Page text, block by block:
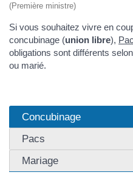
(Première ministre)
Si vous souhaitez vivre en
concubinage (union libre),
obligations sont différents
ou marié.
Concubinage
Pacs
Mariage